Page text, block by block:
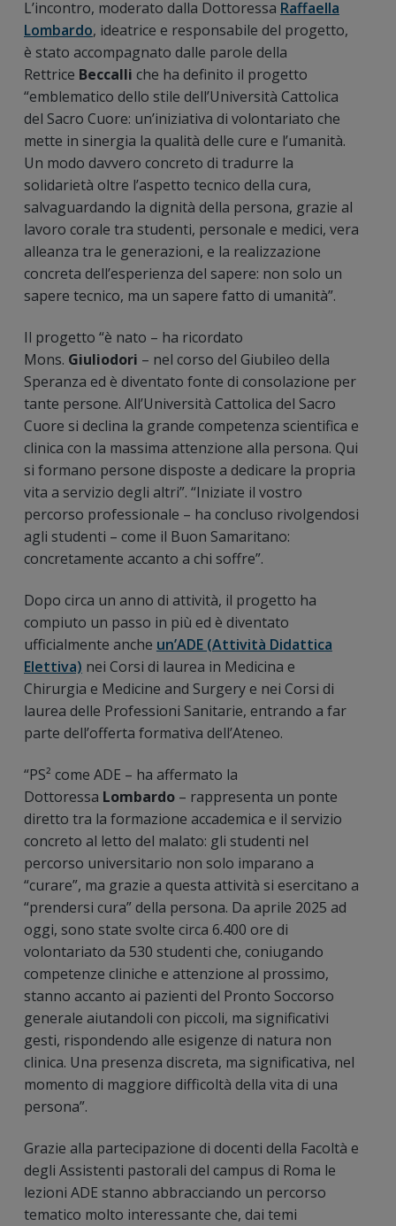
L’incontro, moderato dalla Dottoressa Raffaella
Lombardo, ideatrice e responsabile del progetto,
è stato accompagnato dalle parole della
Rettrice Beccalli che ha definito il progetto
“emblematico dello stile dell’Università Cattolica
del Sacro Cuore: un’iniziativa di volontariato che
mette in sinergia la qualità delle cure e l’umanità.
Un modo davvero concreto di tradurre la
solidarietà oltre l’aspetto tecnico della cura,
salvaguardando la dignità della persona, grazie al
lavoro corale tra studenti, personale e medici, vera
alleanza tra le generazioni, e la realizzazione
concreta dell’esperienza del sapere: non solo un
sapere tecnico, ma un sapere fatto di umanità”.
Il progetto “è nato – ha ricordato
Mons. Giuliodori – nel corso del Giubileo della
Speranza ed è diventato fonte di consolazione per
tante persone. All’Università Cattolica del Sacro
Cuore si declina la grande competenza scientifica e
clinica con la massima attenzione alla persona. Qui
si formano persone disposte a dedicare la propria
vita a servizio degli altri”. “Iniziate il vostro
percorso professionale – ha concluso rivolgendosi
agli studenti – come il Buon Samaritano:
concretamente accanto a chi soffre”.
Dopo circa un anno di attività, il progetto ha
compiuto un passo in più ed è diventato
ufficialmente anche un’ADE (Attività Didattica
Elettiva) nei Corsi di laurea in Medicina e
Chirurgia e Medicine and Surgery e nei Corsi di
laurea delle Professioni Sanitarie, entrando a far
parte dell’offerta formativa dell’Ateneo.
“PS² come ADE – ha affermato la
Dottoressa Lombardo– rappresenta un ponte
diretto tra la formazione accademica e il servizio
concreto al letto del malato: gli studenti nel
percorso universitario non solo imparano a
“curare”, ma grazie a questa attività si esercitano a
“prendersi cura” della persona. Da aprile 2025 ad
oggi, sono state svolte circa 6.400 ore di
volontariato da 530 studenti che, coniugando
competenze cliniche e attenzione al prossimo,
stanno accanto ai pazienti del Pronto Soccorso
generale aiutandoli con piccoli, ma significativi
gesti, rispondendo alle esigenze di natura non
clinica. Una presenza discreta, ma significativa, nel
momento di maggiore difficoltà della vita di una
persona”.
Grazie alla partecipazione di docenti della Facoltà e
degli Assistenti pastorali del campus di Roma le
lezioni ADE stanno abbracciando un percorso
tematico molto interessante che, dai temi